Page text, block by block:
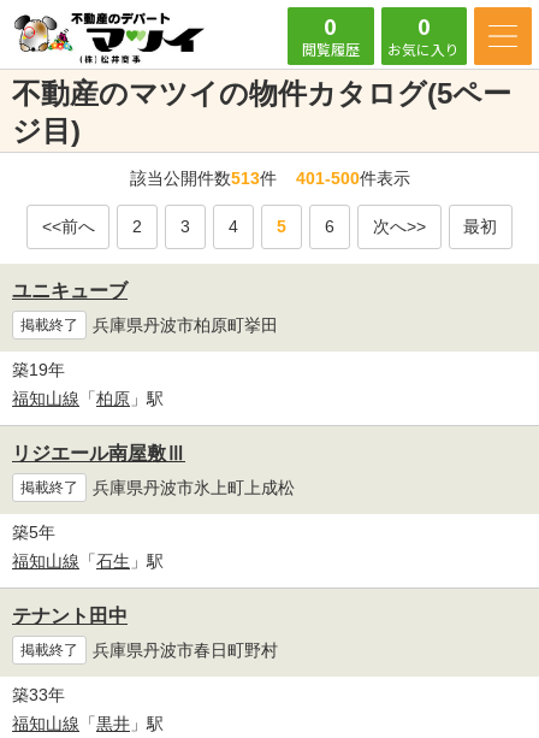
0
閲覧履歴
0
お気に入り
不動産のマツイの物件カタログ(5ペー
ジ目)
該当公開件数513件401-500件表示
<<前へ 2 3 4 5 6 次へ>> 最初
ユニキューブ
掲載終了 兵庫県丹波市柏原町挙田
築19年
福知山線 「柏原 」駅
リジエール南屋敷Ⅲ
掲載終了 兵庫県丹波市氷上町上成松
築5年
福知山線 「石生 」駅
テナント田中
掲載終了 兵庫県丹波市春日町野村
築33年
福知山線 「黒井 」駅